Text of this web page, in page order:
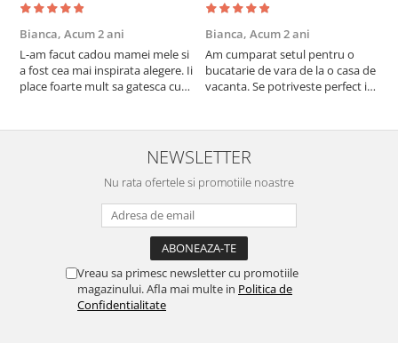
Bianca, Acum 2 ani
L-am facut cadou mamei mele si
a fost cea mai inspirata alegere. Ii
place foarte mult sa gatesca cu
cratita...ma gandesc serios sa imi
cumpar si eu! Recomand mult !
Bianca, Acum 2 ani
Am cumparat setul pentru o
bucatarie de vara de la o casa de
vacanta. Se potriveste perfect in
buna, recomand cu drag !
NEWSLETTER
Nu rata ofertele si promotiile noastre
Vreau sa primesc newsletter cu promotiile
magazinului. Afla mai multe in Politica de
Confidentialitate